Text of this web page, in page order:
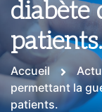
diabète
patients.
Accueil
permettant la
patients.